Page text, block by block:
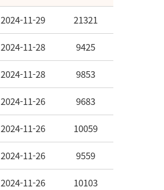
2024-11-29 21321
2024-11-28 9425
2024-11-28 9853
2024-11-26 9683
2024-11-26 10059
2024-11-26 9559
2024-11-26 10103